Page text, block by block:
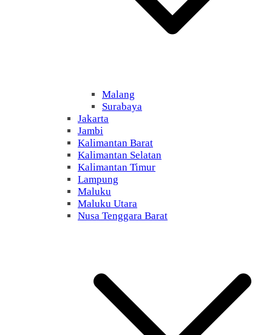
Malang
Surabaya
Jakarta
Jambi
Kalimantan Barat
Kalimantan Selatan
Kalimantan Timur
Lampung
Maluku
Maluku Utara
Nusa Tenggara Barat